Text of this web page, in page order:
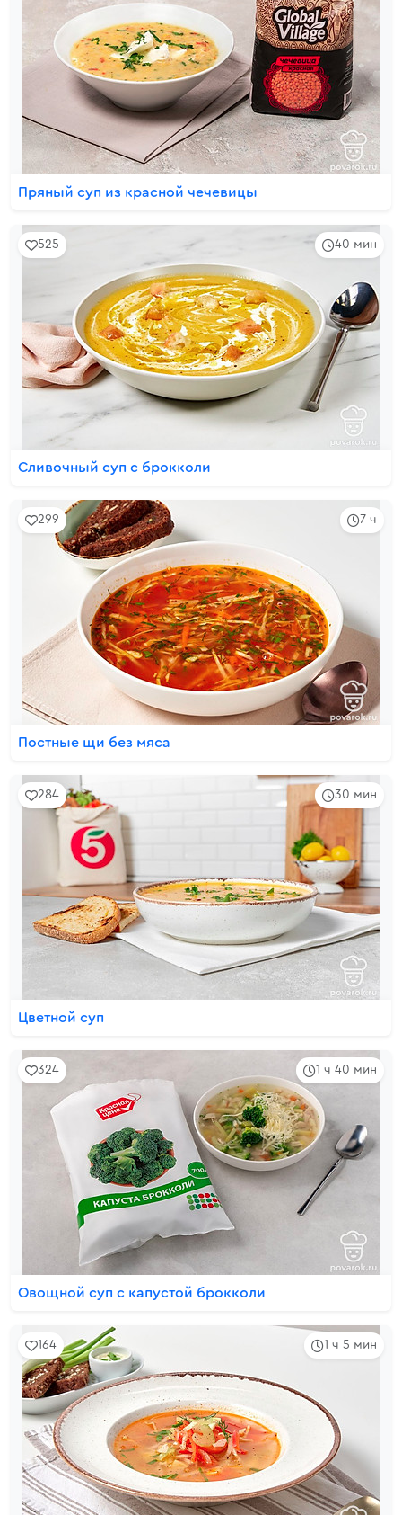
Пряный суп из красной чечевицы
40 мин
525
Сливочный суп с брокколи
7 ч
299
Постные щи без мяса
30 мин
284
Цветной суп
1 ч 40 мин
324
Овощной суп с капустой брокколи
1 ч 5 мин
164